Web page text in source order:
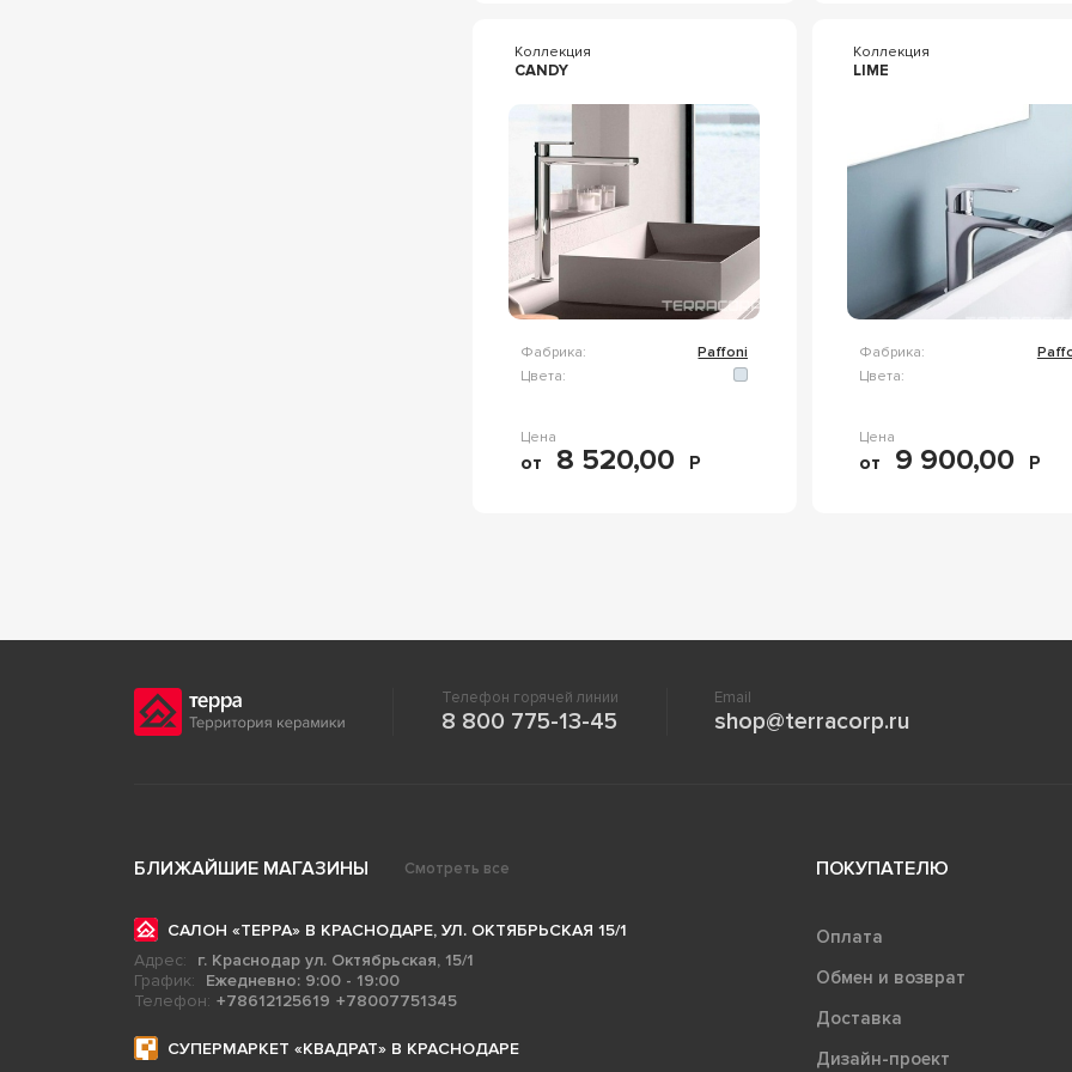
Коллекция
CANDY
Фабрика:
Paffoni
Цвета:
Цена
от 8 520,00 Р
Коллекция
LIME
Фабрика:
Цвета:
Цена
от 9 900,00 Р
Телефон горячей линии
8 800 775-13-45
Email
shop@terracorp.ru
БЛИЖАЙШИЕ МАГАЗИНЫ Смотреть все
САЛОН «ТЕРРА» В КРАСНОДАРЕ, УЛ. ОКТЯБРЬСКАЯ 15/1
Адрес:
г. Краснодар ул. Октябрьская, 15/1
График:
Ежедневно: 9:00 - 19:00
Телефон: +78612125619 +78007751345
СУПЕРМАРКЕТ «КВАДРАТ» В КРАСНОДАРЕ
ПОКУПАТЕЛЮ
Оплата
Обмен и возврат
Доставка
Дизайн-проект